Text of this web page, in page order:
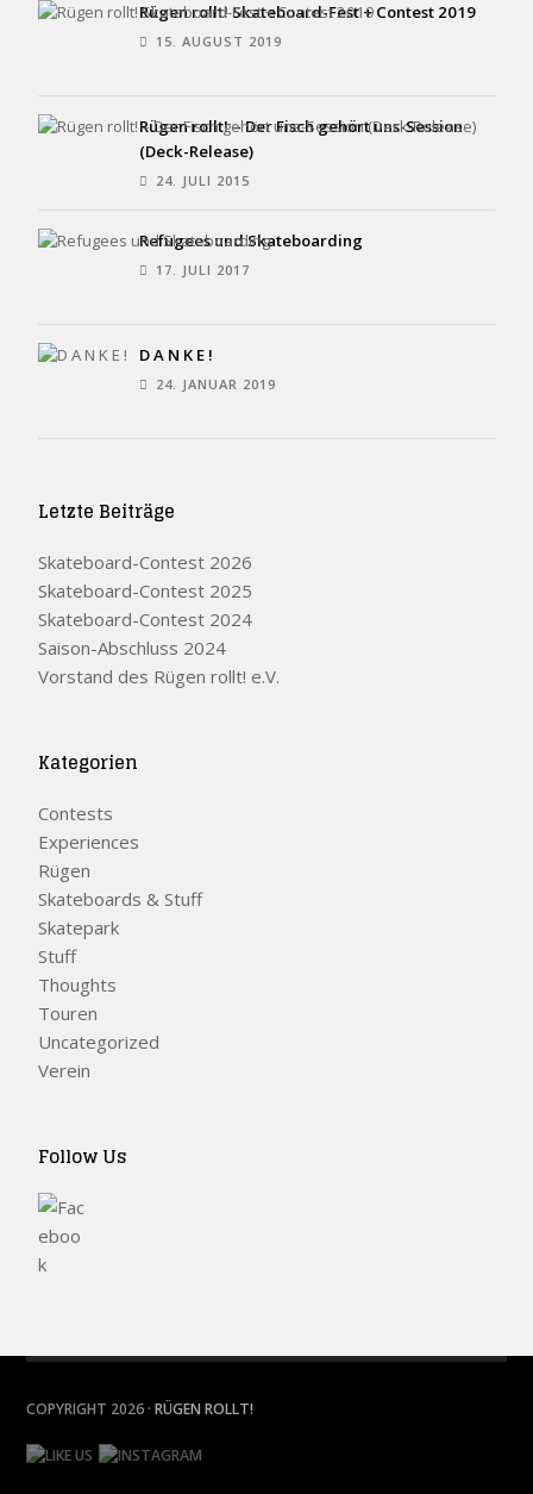
Rügen rollt! Skateboard-Fest + Contest 2019
15. AUGUST 2019
Rügen rollt! – Der Fisch gehört uns-Session
(Deck-Release)
24. JULI 2015
Refugees und Skateboarding
17. JULI 2017
D A N K E !
24. JANUAR 2019
Letzte Beiträge
Skateboard-Contest 2026
Skateboard-Contest 2025
Skateboard-Contest 2024
Saison-Abschluss 2024
Vorstand des Rügen rollt! e.V.
Kategorien
Contests
Experiences
Rügen
Skateboards & Stuff
Skatepark
Stuff
Thoughts
Touren
Uncategorized
Verein
Follow Us
COPYRIGHT 2026 ·RÜGEN ROLLT!